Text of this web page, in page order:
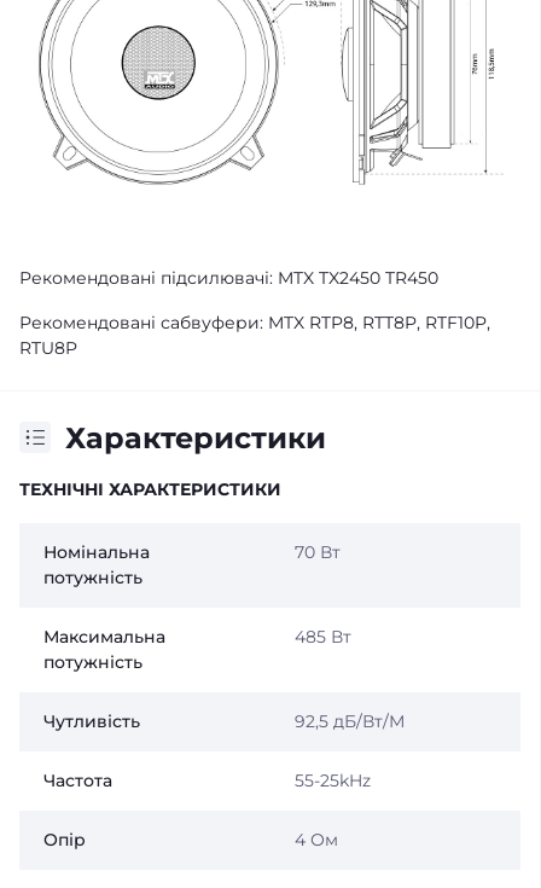
Рекомендовані підсилювачі: MTX TX2450 TR450
Рекомендовані сабвуфери: MTX RTP8, RTT8P, RTF10P,
RTU8P
Характеристики
ТЕХНІЧНІ ХАРАКТЕРИСТИКИ
Номінальна
потужність
70 Вт
Максимальна
потужність
485 Вт
Чутливість 92,5 дБ/Вт/М
Частота 55-25kHz
Опір 4 Ом